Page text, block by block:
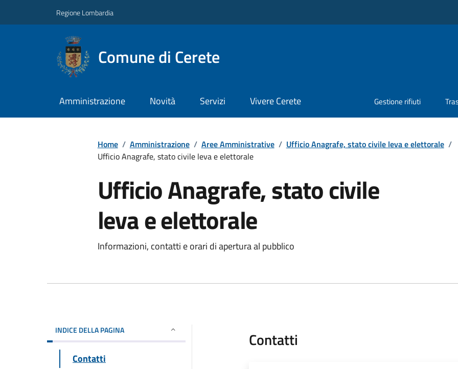
Regione Lombardia
Comune di Cerete
Amministrazione Novità Servizi Vivere Cerete Gestione rifiuti
Home / Amministrazione / Aree Amministrative / Ufficio Anagrafe, stato civile leva e elettorale /
Ufficio Anagrafe, stato civile leva e elettorale
Ufficio Anagrafe, stato civile
leva e elettorale
Informazioni, contatti e orari di apertura al pubblico
INDICE DELLA PAGINA
Contatti
Contatti